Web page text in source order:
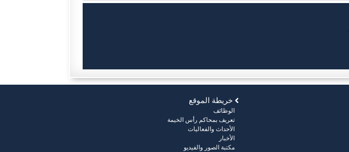
خريطة الموقع
الوظائف
تعريف بمحاكم رأس الخيمة
الأحداث والفعاليات
الأخبار
مكتبة الصور والفيديو